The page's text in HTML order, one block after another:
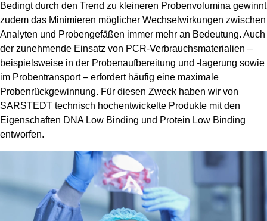
Bedingt durch den Trend zu kleineren Probenvolumina gewinnt
zudem das Minimieren möglicher Wechselwirkungen zwischen
Analyten und Probengefäßen immer mehr an Bedeutung. Auch
der zunehmende Einsatz von PCR-Verbrauchsmaterialien –
beispielsweise in der Probenaufbereitung und -lagerung sowie
im Probentransport – erfordert häufig eine maximale
Probenrückgewinnung. Für diesen Zweck haben wir von
SARSTEDT technisch hochentwickelte Produkte mit den
Eigenschaften DNA Low Binding und Protein Low Binding
entworfen.